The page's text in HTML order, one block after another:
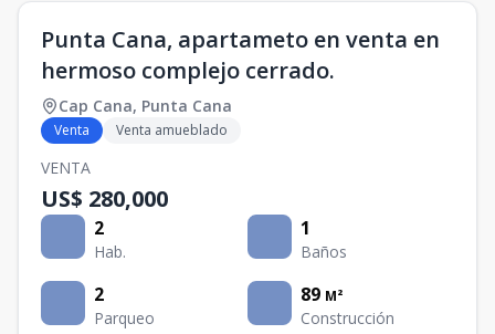
Punta Cana, apartameto en venta en
hermoso complejo cerrado.
Cap Cana, Punta Cana
Venta Venta amueblado
VENTA
US$ 280,000
2
Hab.
1
Baños
2
Parqueo
89 M²
Construcción